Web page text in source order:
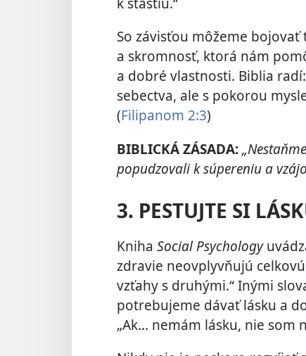
So závisťou môžeme
a skromnosť, ktorá nám
a dobré vlastnosti. Biblia
sebectva, ale s pokorou
(Filipanom 2:3)
BIBLICKÁ ZÁSADA:
popudzovali k súpereniu a
3. PESTUJTE SI
Kniha Social Psychology
zdravie neovplyvňujú
vzťahy s druhými.“ Inými
potrebujeme dávať lásku a
„Ak... nemám lásku, nie som